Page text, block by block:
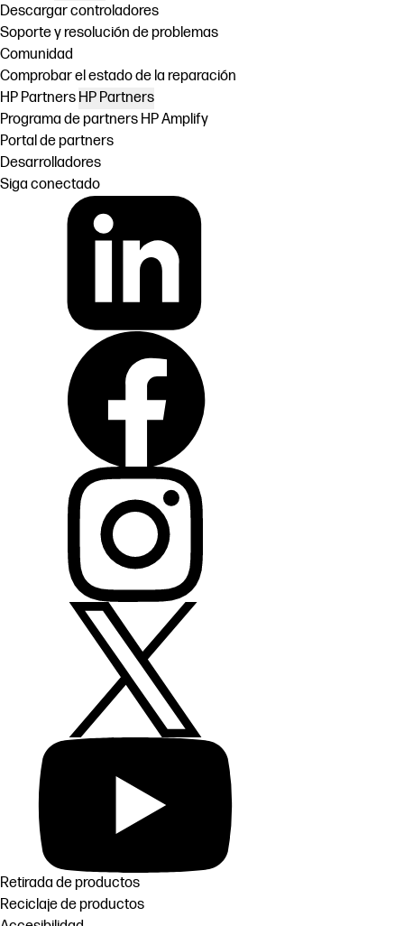
Descargar controladores
Soporte y resolución de problemas
Comunidad
Comprobar el estado de la reparación
HP Partners HP Partners
Programa de partners HP Amplify
Portal de partners
Desarrolladores
Siga conectado
Retirada de productos
Reciclaje de productos